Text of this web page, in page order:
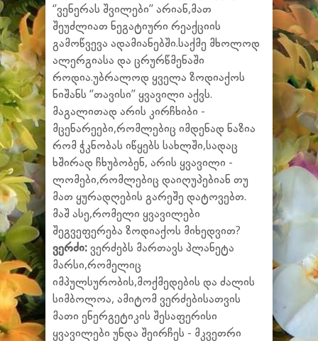
‘’ვენერას შვილები’’ არიან,მათ
შეუძლიათ ნეგატიური რეაქციის
გამოწვევა ადამიანებში.საქმე მხოლოდ
ალერგიასა და ცრურწმენაში
როდია.უბრალოდ ყველა ზოდიაქოს
ნიშანს ‘’თავისი’’ ყვავილი აქვს.
მაგალითად არის კირჩხიბი -
მცენარეები,რომლებიც იმდენად ნაზია
რომ ჭკნობას იწყებს სახლში,სადაც
ხშირად ჩხუბობენ, არის ყვავილი -
ლომები,რომლებიც დაიღუპებიან თუ
მათ ყურადღების გარეშე დატოვებთ.
მაშ ასე,რომელი ყვავილები
შეგვეფერება ზოდიაქოს მიხედვით?
ვერძი:ვერძებს მართავს პლანეტა
მარსი,რომელიც
იმპულსურობის,მოქმედების და ძალის
სიმბოლოა, ამიტომ ვერძებისათვის
მათი ენერგეტიკის შესაფერისი
ყვავილები უნდა შეირჩეს - მკვეთრი